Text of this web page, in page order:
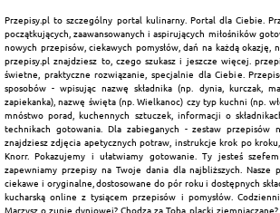
Przepisy.pl to szczególny portal kulinarny. Portal dla Ciebie.
początkujących, zaawansowanych i aspirujących miłośników
nowych przepisów, ciekawych pomysłów, dań na każdą okazję,
przepisy.pl znajdziesz to, czego szukasz i jeszcze więcej.
świetne, praktyczne rozwiązanie, specjalnie dla Ciebie.
sposobów - wpisując nazwę składnika (np. dynia, kurczak,
zapiekanka), nazwę święta (np. Wielkanoc) czy typ kuchni (np.
mnóstwo porad, kuchennych sztuczek, informacji o
technikach gotowania. Dla zabieganych - zestaw przepisów
znajdziesz zdjęcia apetycznych potraw, instrukcje krok po
Knorr. Pokazujemy i ułatwiamy gotowanie. Ty jesteś
zapewniamy przepisy na Twoje dania dla najbliższych. Nasze
ciekawe i oryginalne, dostosowane do pór roku i dostępnych
kucharską online z tysiącem przepisów i pomysłów.
Marzysz o zupie dyniowej? Chodzą za Tobą placki